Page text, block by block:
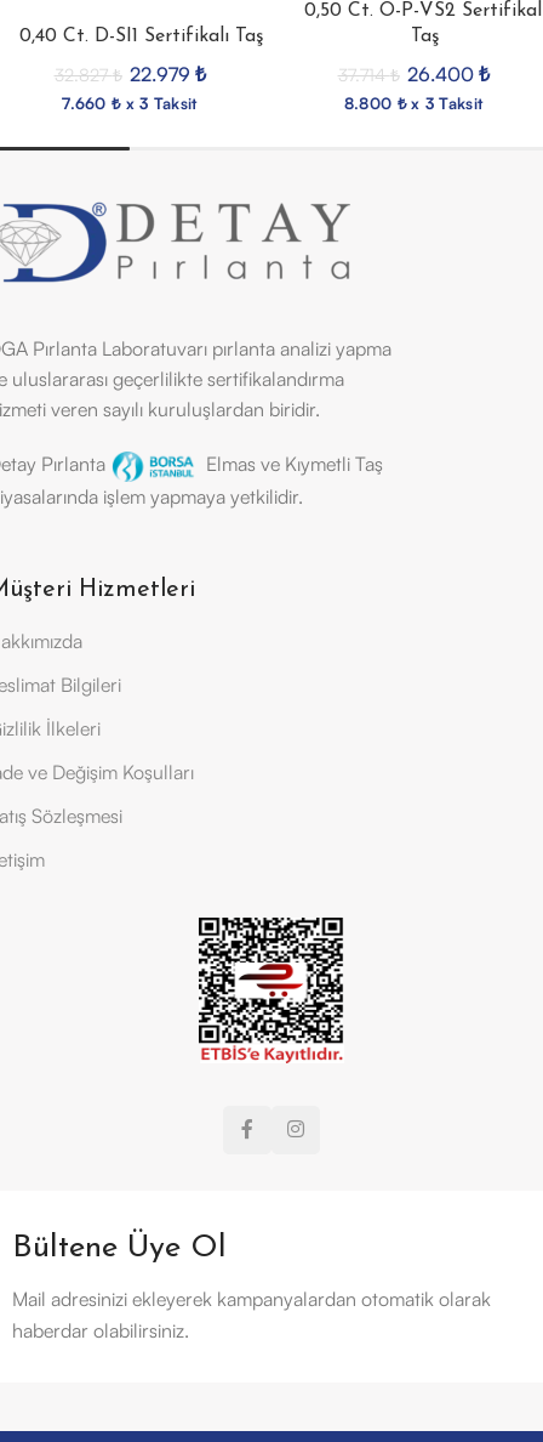
0,40 Ct. D-SI1 Sertifikalı Taş
32.827₺ 22.979 ₺
7.660 ₺ x 3 Taksit
0,50 Ct. O-P-VS2
Taş
37.714₺ 26.400 ₺
8.800 ₺ x 3 Taksit
Pırlanta Laboratuvarı pırlanta analizi yapma
uluslararası geçerlilikte sertifikalandırma
veren sayılı kuruluşlardan biridir.
Pırlanta
Elmas ve Kıymetli Taş
işlem yapmaya yetkilidir.
Hizmetleri
Bilgileri
İlkeleri
ve Değişim Koşulları
Sözleşmesi
Bültene Üye Ol
Mail adresinizi ekleyerek kampanyalardan otomatik olarak
haberdar olabilirsiniz.